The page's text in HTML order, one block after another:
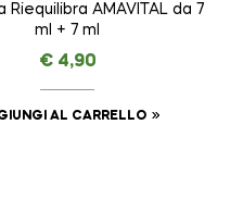
Riequilibra AMAVITAL da 7
ml + 7 ml
€4,90
AL CARRELLO